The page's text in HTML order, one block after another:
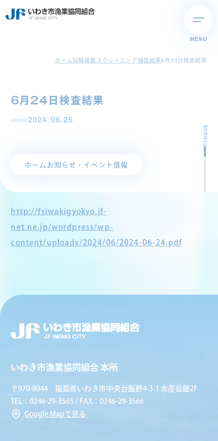
MENU
ホーム試験操業スクリーニング検査結果6月24日検査結果
6月24日検査結果
2024.06.25
ホーム お知らせ・イベント情報
SCROLL
http://fsiwakigyokyo.jf-
net.ne.jp/wordpress/wp-
content/uploads/2024/06/2024-06-24.pdf
いわき市漁業協同組合 本所
〒970-8044 福島県いわき市中央台飯野4-3-1 水産会館2F
TEL：0246-29-3565 / FAX：0246-29-3566
Google Mapで見る